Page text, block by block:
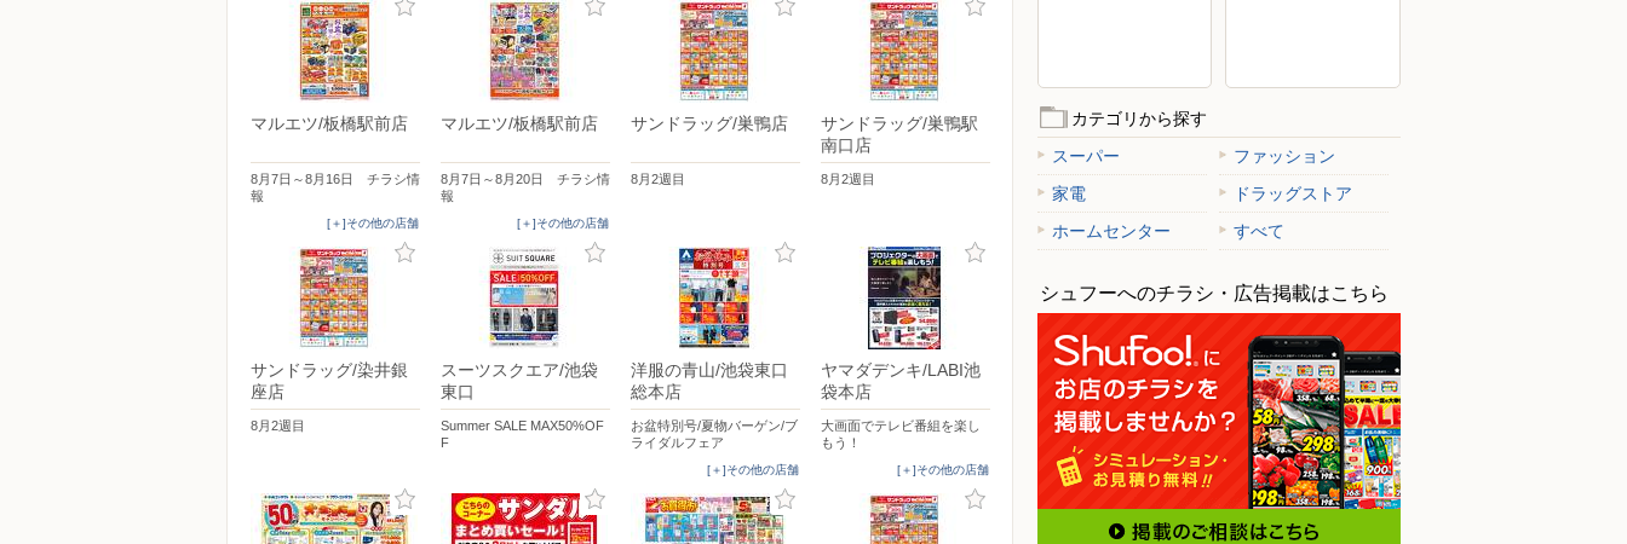
マルエツ/板橋駅前店
8月7日～8月16日 チラシ情
報
[＋]その他の店舗
マルエツ/板橋駅前店
8月7日～8月20日 チラシ情
報
[＋]その他の店舗
サンドラッグ/巣鴨店
8月2週目
サンドラッグ/巣鴨駅
南口店
8月2週目
サンドラッグ/染井銀
座店
8月2週目
スーツスクエア/池袋
東口
Summer SALE MAX50%OF
F
洋服の青山/池袋東口
総本店
お盆特別号/夏物バーゲン/ブ
ライダルフェア
[＋]その他の店舗
ヤマダデンキ/LABI池
袋本店
大画面でテレビ番組を楽し
もう！
[＋]その他の店舗
カテゴリから探す
スーパー
ファッション
家電
ドラッグストア
ホームセンター
すべて
シュフーへのチラシ・広告掲載はこちら